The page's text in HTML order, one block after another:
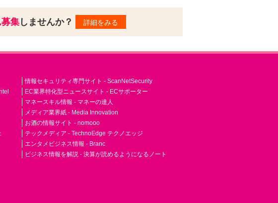
集しませんか？ 詳細をみる
情報セキュリティ専門サイト - ScanNetSecurity
EC業界特化型ニュースサイト - ECサポーター
マネースキル情報 - マネーの達人
メディア業界紙 - Media Innovation
お酒の情報サイト - nomooo
テックメディア - TechnoEdge テクノエッジ
エンタメビジネス情報 - Branc
ビジネス情報を解説 - 決算が読めるようになるノート